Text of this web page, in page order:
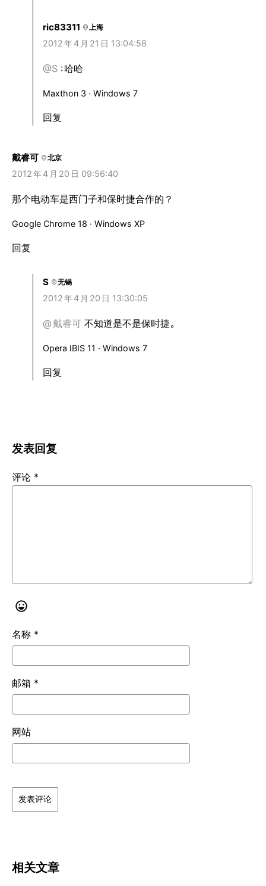
ric83311 上海
2012年4 月 21 日 13:04:58
@S :哈哈
Maxthon 3 · Windows 7
回复
戴睿可 北京
2012年4 月 20 日 09:56:40
那个电动车是西门子和保时捷合作的？
Google Chrome 18 · Windows XP
回复
S 无锡
2012年4 月 20 日 13:30:05
@戴睿可 不知道是不是保时捷。
Opera IBIS 11 · Windows 7
回复
发表回复
评论 *
名称 *
邮箱 *
网站
相关文章